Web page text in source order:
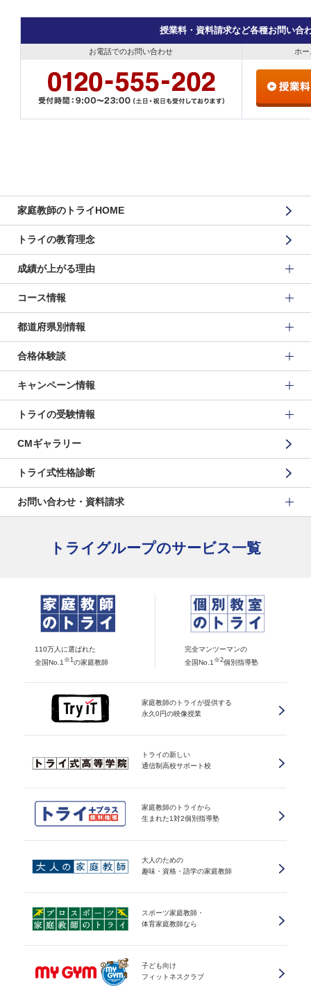
授業料・資料請求など各種お問い合
お電話でのお問い合わせ ホ
家庭教師のトライHOME
トライの教育理念
成績が上がる理由
コース情報
都道府県別情報
合格体験談
キャンペーン情報
トライの受験情報
CMギャラリー
トライ式性格診断
お問い合わせ・資料請求
トライグループのサービス一覧
110万人に選ばれた
全国No.1 ※1 の家庭教師
完全マンツーマンの
全国No.1 ※2個別指導塾
家庭教師のトライが提供する
永久0円の映像授業
トライの新しい
通信制高校サポート校
家庭教師のトライから
生まれた1対2個別指導塾
大人のための
趣味・資格・語学の家庭教師
スポーツ家庭教師・
体育家庭教師なら
子ども向け
フィットネスクラブ